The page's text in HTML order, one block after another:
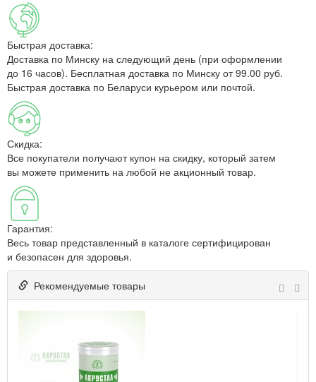
Быстрая доставка:
Доставка по Минску на следующий день (при оформлении
до 16 часов). Бесплатная доставка по Минску от 99.00 руб.
Быстрая доставка по Беларуси курьером или почтой.
Скидка:
Все покупатели получают купон на скидку, который затем
вы можете применить на любой не акционный товар.
Гарантия:
Весь товар представленный в каталоге сертифицирован
и безопасен для здоровья.
Рекомендуемые товары